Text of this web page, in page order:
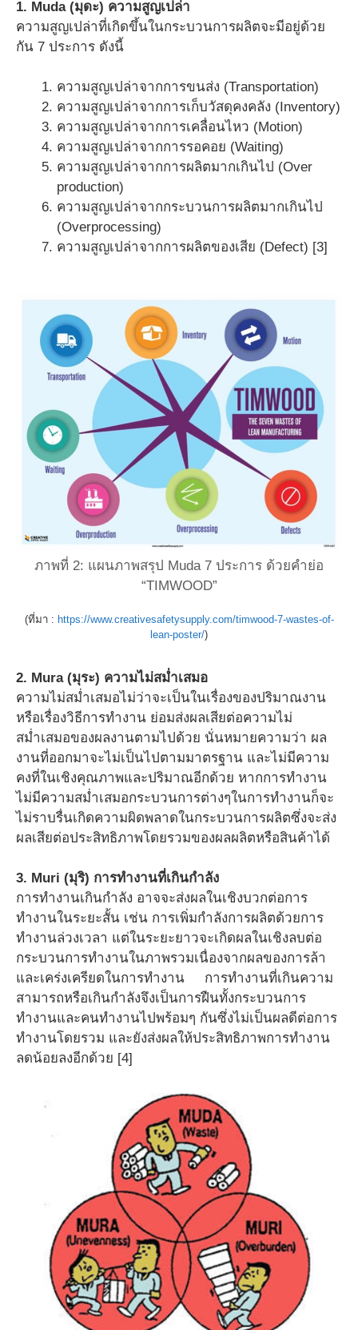
1. Muda (มุดะ) ความสูญเปล่า
ความสูญเปล่าที่เกิดขึ้นในกระบวนการผลิตจะมีอยู่ด้วย
กัน 7 ประการ ดังนี้
ความสูญเปล่าจากการขนส่ง (Transportation)
ความสูญเปล่าจากการเก็บวัสดุคงคลัง (Inventory)
ความสูญเปล่าจากการเคลื่อนไหว (Motion)
ความสูญเปล่าจากการรอคอย (Waiting)
ความสูญเปล่าจากการผลิตมากเกินไป (Over
production)
ความสูญเปล่าจากกระบวนการผลิตมากเกินไป
(Overprocessing)
ความสูญเปล่าจากการผลิตของเสีย (Defect) [3]
ภาพที่ 2: แผนภาพสรุป Muda 7 ประการ ด้วยคำย่อ
“TIMWOOD”
(ที่มา : https://www.creativesafetysupply.com/timwood-7-wastes-of-
lean-poster/)
2. Mura (มุระ) ความไม่สม่ำเสมอ
ความไม่สม่ำเสมอไม่ว่าจะเป็นในเรื่องของปริมาณงาน
หรือเรื่องวิธีการทำงาน ย่อมส่งผลเสียต่อความไม่
สม่ำเสมอของผลงานตามไปด้วย นั่นหมายความว่า ผล
งานที่ออกมาจะไม่เป็นไปตามมาตรฐาน และไม่มีความ
คงที่ในเชิงคุณภาพและปริมาณอีกด้วย หากการทำงาน
ไม่มีความสม่ำเสมอกระบวนการต่างๆในการทำงานก็จะ
ไม่ราบรื่นเกิดความผิดพลาดในกระบวนการผลิตซึ่งจะส่ง
ผลเสียต่อประสิทธิภาพโดยรวมของผลผลิตหรือสินค้าได้
3. Muri (มุริ) การทำงานที่เกินกำลัง
การทำงานเกินกำลัง อาจจะส่งผลในเชิงบวกต่อการ
ทำงานในระยะสั้น เช่น การเพิ่มกำลังการผลิตด้วยการ
ทำงานล่วงเวลา แต่ในระยะยาวจะเกิดผลในเชิงลบต่อ
กระบวนการทำงานในภาพรวมเนื่องจากผลของการล้า
และเคร่งเครียดในการทำงาน การทำงานที่เกินความ
สามารถหรือเกินกำลังจึงเป็นการฝืนทั้งกระบวนการ
ทำงานและคนทำงานไปพร้อมๆ กันซึ่งไม่เป็นผลดีต่อการ
ทำงานโดยรวม และยังส่งผลให้ประสิทธิภาพการทำงาน
ลดน้อยลงอีกด้วย [4]